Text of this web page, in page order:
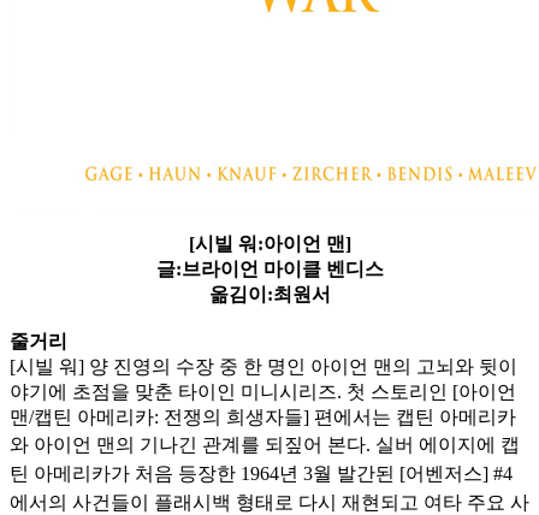
[시빌 워:아이언 맨]
글:브라이언 마이클 벤디스
옮김이:최원서
줄거리
[시빌 워] 양 진영의 수장 중 한 명인 아이언 맨의 고뇌와 뒷이
야기에 초점을 맞춘 타이인 미니시리즈. 첫 스토리인 [아이언
맨/캡틴 아메리카: 전쟁의 희생자들] 편에서는 캡틴 아메리카
와 아이언 맨의 기나긴 관계를 되짚어 본다. 실버 에이지에 캡
틴 아메리카가 처음 등장한 1964년 3월 발간된 [어벤저스] #4
에서의 사건들이 플래시백 형태로 다시 재현되고 여타 주요 사